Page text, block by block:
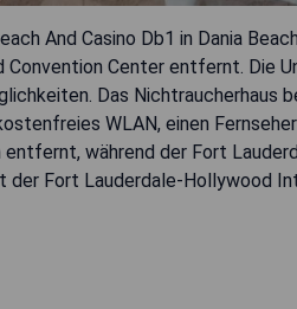
And Casino Db1 in Dania
Convention Center entfernt. Die
Das Nichtraucherhaus
WLAN, einen
während der Fort
Fort Lauderdale-Hollywood